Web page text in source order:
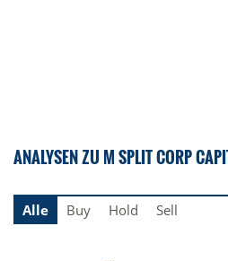
ANALYSEN ZU M SPLIT CORP
Alle
Buy Hold Sell